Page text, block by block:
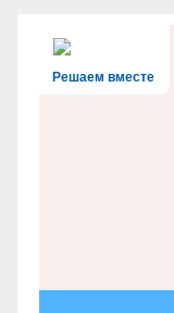
Решаем вместе